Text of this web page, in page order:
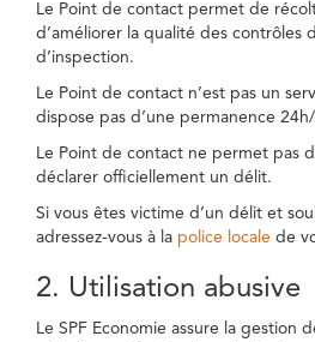
Le Point de contact permet de
d’améliorer la qualité des contrôles
d’inspection.
Le Point de contact n’est pas un
dispose pas d’une permanence
Le Point de contact ne permet pas
déclarer officiellement un délit.
Si vous êtes victime d’un délit et
adressez-vous à la police locale de
2. Utilisation abusive
Le SPF Economie assure la gestion